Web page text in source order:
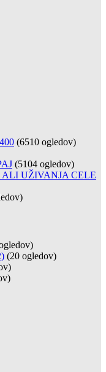
(6510 ogledov)
(5104 ogledov)
UŽIVANJA CELE
(20 ogledov)